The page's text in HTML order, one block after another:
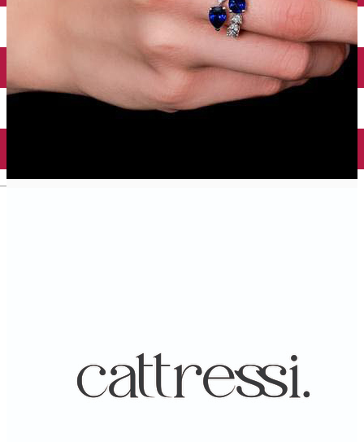
English
Închirieri biciclete
Încărcare vehicule electrice